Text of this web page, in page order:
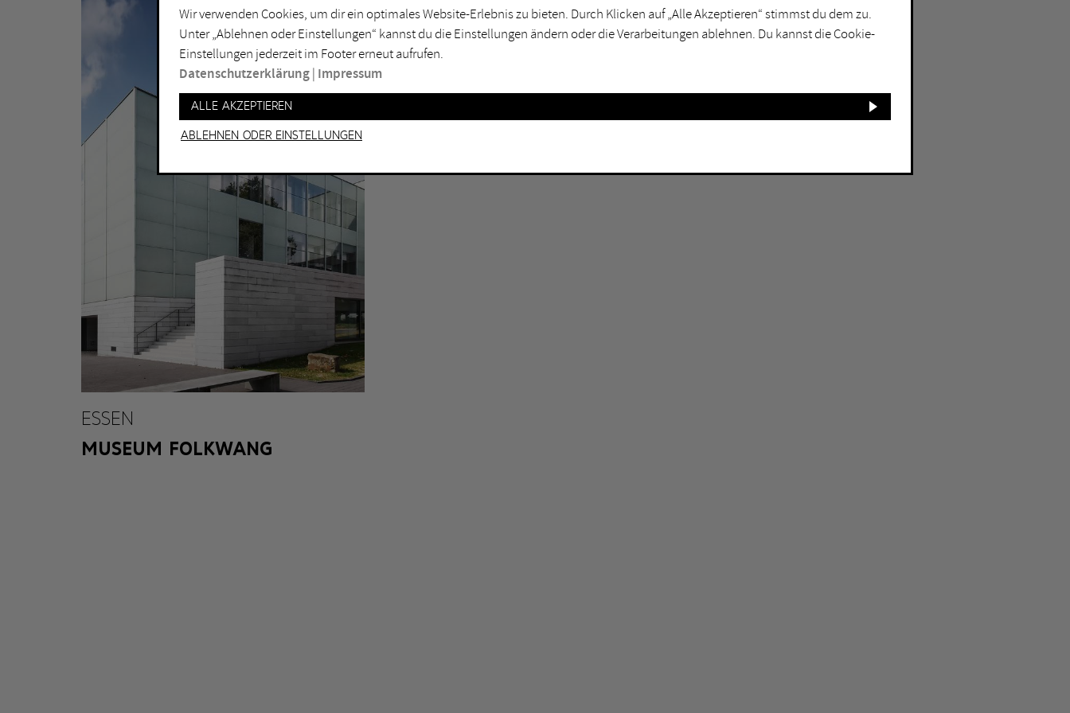
Lichtkunst
Skulptur
Duisburg
Essen
Hagen
Hamm
Mülheim an der Ruhr
Oberhausen
Unna
Witten
ESSEN
MUSEUM FOLKWANG
Wir verwenden Cookies, um dir ein optimales Website-Erlebnis zu bieten. Durch Klicken auf „Alle Akzeptieren“ stimmst du dem zu.
Unter „Ablehnen oder Einstellungen“ kannst du die Einstellungen ändern oder die Verarbeitungen ablehnen. Du kannst die Cookie-
Einstellungen jederzeit im Footer erneut aufrufen.
Datenschutzerklärung| Impressum
Alle akzeptieren
Ablehnen oder Einstellungen